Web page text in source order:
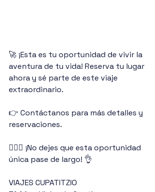
🚀 ¡Esta es tu oportunidad de vivir la
aventura de tu vida! Reserva tu lugar
ahora y sé parte de este viaje
extraordinario.
👉 Contáctanos para más detalles y
reservaciones.
🙋🏻‍♀️ ¡No dejes que esta oportunidad
única pase de largo! 👌
VIAJES CUPATITZIO